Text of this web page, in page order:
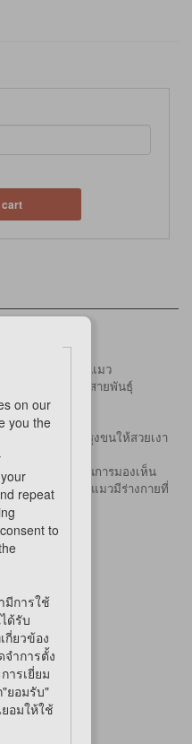
cart
อสุขภาพที่ดีของแมว
ำหรับแมวโตทุกสายพันธุ์
แข็งแรง
สุขภาพดีและบำรุงขนให้สวยเงา
มประสิทธิภาพในการมองเห็น
มิคุ้มกันที่ดีให้น้องแมวมีร่างกายที่
on our
you the
repeat
to
มีการใช้
ด้รับ
ยวข้อง
ำการตั้ง
ารเยี่ยม
ยอมรับ"
อมให้ใช้